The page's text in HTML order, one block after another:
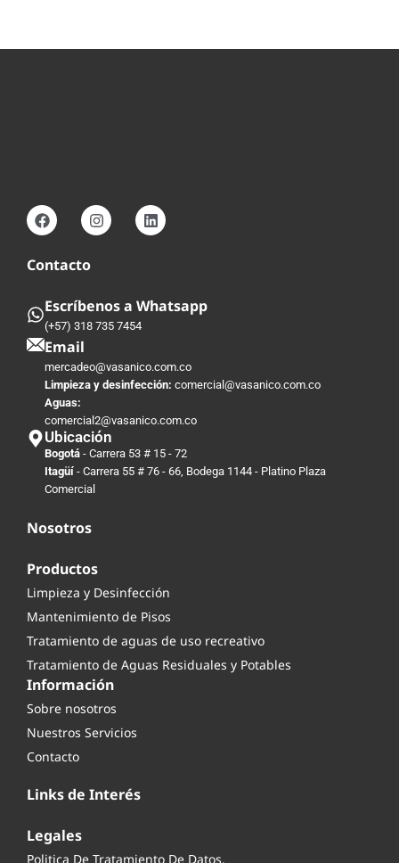
Contacto
Escríbenos a Whatsapp
(+57) 318 735 7454
Email
mercadeo@vasanico.com.co
Limpieza y desinfección: comercial@vasanico.com.co
Aguas:
comercial2@vasanico.com.co
Ubicación
Bogotá - Carrera 53 # 15 - 72
Itagüí - Carrera 55 # 76 - 66, Bodega 1144 - Platino Plaza
Comercial
Nosotros
Productos
Limpieza y Desinfección
Mantenimiento de Pisos
Tratamiento de aguas de uso recreativo
Tratamiento de Aguas Residuales y Potables
Información
Sobre nosotros
Nuestros Servicios
Contacto
Links de Interés
Legales
Politica De Tratamiento De Datos.